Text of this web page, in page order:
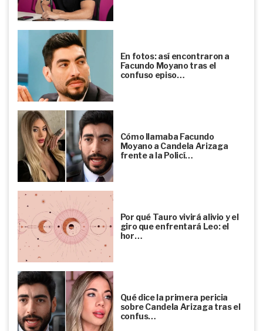
En fotos: así encontraron a
Facundo Moyano tras el
confuso episo…
Cómo llamaba Facundo
Moyano a Candela Arizaga
frente a la Policí…
Por qué Tauro vivirá alivio y el
giro que enfrentará Leo: el
hor…
Qué dice la primera pericia
sobre Candela Arizaga tras el
confus…